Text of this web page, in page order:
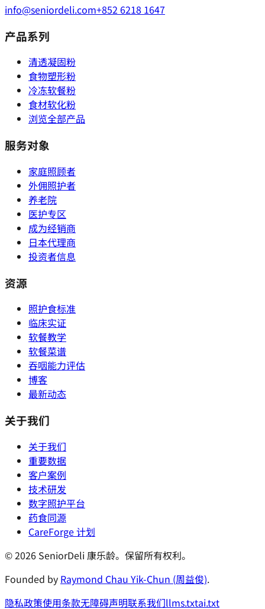
info@seniordeli.com+852 6218 1647
产品系列
清透凝固粉
食物塑形粉
冷冻软餐粉
食材软化粉
浏览全部产品
服务对象
家庭照顾者
外佣照护者
养老院
医护专区
成为经销商
日本代理商
投资者信息
资源
照护食标准
临床实证
软餐教学
软餐菜谱
吞咽能力评估
博客
最新动态
关于我们
关于我们
重要数据
客户案例
技术研发
数字照护平台
药食同源
CareForge 计划
© 2026 SeniorDeli 康乐龄。保留所有权利。
Founded by Raymond Chau Yik-Chun (周益俊).
隐私政策使用条款无障碍声明联系我们llms.txtai.txt